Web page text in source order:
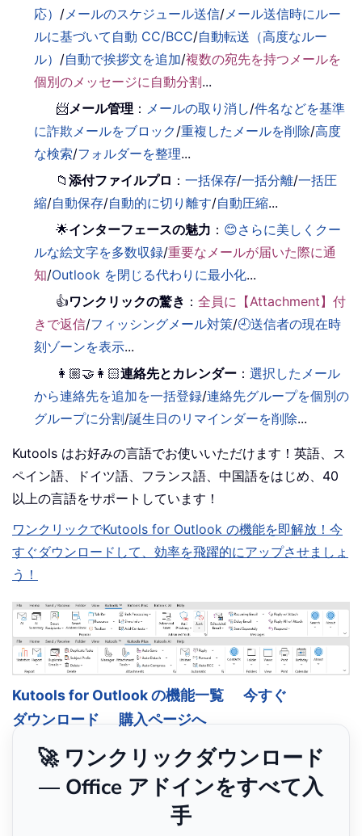
応） / メールのスケジュール送信/ メール送信時にルー
ルに基づいて自動 CC/BCC/自動転送（高度なルー
ル） /自動で挨拶文を追加/複数の宛先を持つメールを
個別のメッセージに自動分割...
📨メール管理 ： メールの取り消し/件名などを基準
に詐欺メールをブロック/重複したメールを削除/高度
な検索/フォルダーを整理...
📁添付ファイルプロ ：一括保存/一括分離/一括圧
縮/自動保存/自動的に切り離す/自動圧縮...
🌟インターフェースの魅力 ： 😊さらに美しくクー
ルな絵文字を多数収録/重要なメールが届いた際に通
知/Outlook を閉じる代わりに最小化...
👍ワンクリックの驚き ：全員に【Attachment】付
きで返信/フィッシングメール対策/🕘送信者の現在時
刻ゾーンを表示...
👩🏼‍🤝‍👩🏻連絡先とカレンダー ：選択したメール
から連絡先を追加を一括登録/連絡先グループを個別の
グループに分割/誕生日のリマインダーを削除...
Kutools はお好みの言語でお使いいただけます！英語、ス
ペイン語、ドイツ語、フランス語、中国語をはじめ、40
以上の言語をサポートしています！
ワンクリックでKutools for Outlook の機能を即解放！今
すぐダウンロードして、効率を飛躍的にアップさせましょ
う！
Kutools for Outlook の機能一覧
今すぐ
ダウンロード
購入ページへ
🚀 ワンクリックダウンロード
— Office アドインをすべて入
手